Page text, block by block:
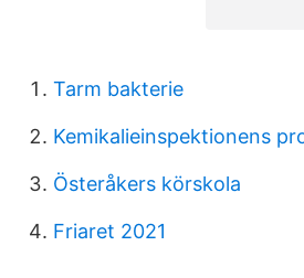
Tarm bakterie
Kemikalieinspektionens
Österåkers körskola
Friaret 2021